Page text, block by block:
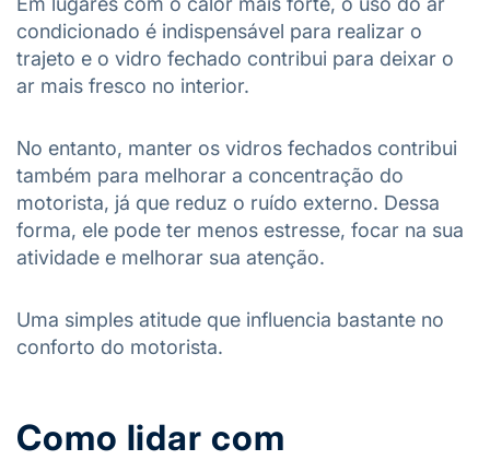
condicionado é indispensável para realizar o
trajeto e o vidro fechado contribui para deixar o
ar mais fresco no interior.
No entanto, manter os vidros fechados contribui
também para melhorar a concentração do
motorista, já que reduz o ruído externo. Dessa
forma, ele pode ter menos estresse, focar na sua
atividade e melhorar sua atenção.
Uma simples atitude que influencia bastante no
conforto do motorista.
Como lidar com